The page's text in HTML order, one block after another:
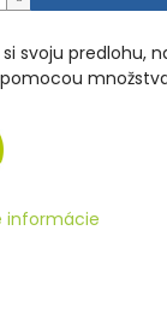
svoju predlohu,
informácie